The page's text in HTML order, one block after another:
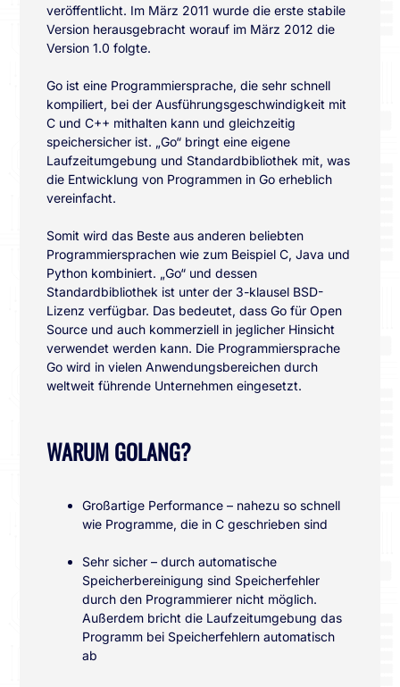
veröffentlicht. Im März 2011 wurde die erste stabile
Version herausgebracht worauf im März 2012 die
Version 1.0 folgte.
Go ist eine Programmiersprache, die sehr schnell
kompiliert, bei der Ausführungsgeschwindigkeit mit
C und C++ mithalten kann und gleichzeitig
speichersicher ist. „Go“ bringt eine eigene
Laufzeitumgebung und Standardbibliothek mit, was
die Entwicklung von Programmen in Go erheblich
vereinfacht.
Somit wird das Beste aus anderen beliebten
Programmiersprachen wie zum Beispiel C, Java und
Python kombiniert. „Go“ und dessen
Standardbibliothek ist unter der 3-klausel BSD-
Lizenz verfügbar. Das bedeutet, dass Go für Open
Source und auch kommerziell in jeglicher Hinsicht
verwendet werden kann. Die Programmiersprache
Go wird in vielen Anwendungsbereichen durch
weltweit führende Unternehmen eingesetzt.
WARUM GOLANG?
Großartige Performance – nahezu so schnell
wie Programme, die in C geschrieben sind
Sehr sicher – durch automatische
Speicherbereinigung sind Speicherfehler
durch den Programmierer nicht möglich.
Außerdem bricht die Laufzeitumgebung das
Programm bei Speicherfehlern automatisch
ab